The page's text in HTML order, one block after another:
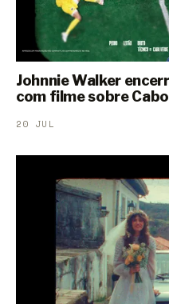
Johnnie Walker
com filme sobre
20 JUL